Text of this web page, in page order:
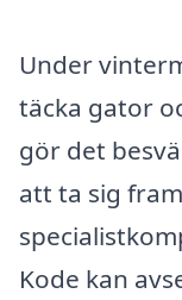
Under
täcka gator
gör det
att ta sig
Kode kan